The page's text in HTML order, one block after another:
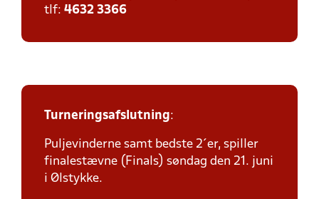
tlf: 4632 3366
Turneringsafslutning:
Puljevinderne samt bedste 2´er, spiller
finalestævne (Finals) søndag den 21. juni
i Ølstykke.